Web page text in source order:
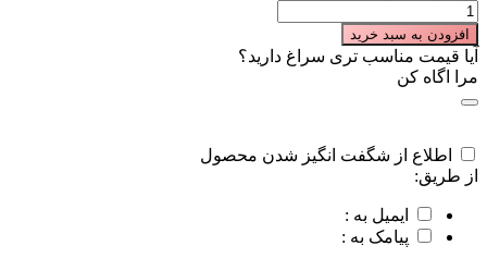
افزودن به سبد خرید
آیا قیمت مناسب تری سراغ دارید؟
مرا اگاه کن
اطلاع از شگفت انگیز شدن محصول
از طریق:
ایمیل به :
پیامک به :